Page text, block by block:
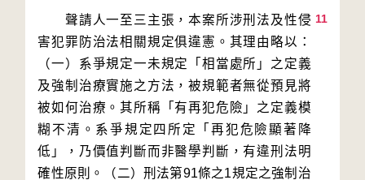
11
聲請人一至三主張，本案所涉刑法及性侵
害犯罪防治法相關規定俱違憲。其理由略以：
（一）系爭規定一未規定「相當處所」之定義
及強制治療實施之方法，被規範者無從預見將
被如何治療。其所稱「有再犯危險」之定義模
糊不清。系爭規定四所定「再犯危險顯著降
低」，乃價值判斷而非醫學判斷，有違刑法明
確性原則。（二）刑法第91條之1規定之強制治